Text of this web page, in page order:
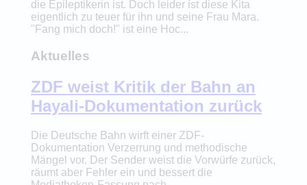
die Epileptikerin ist. Doch leider ist diese Kita
eigentlich zu teuer für ihn und seine Frau Mara.
"Fang mich doch!" ist eine Hoc...
Aktuelles
ZDF weist Kritik der Bahn an
Hayali-Dokumentation zurück
Die Deutsche Bahn wirft einer ZDF-
Dokumentation Verzerrung und methodische
Mängel vor. Der Sender weist die Vorwürfe zurück,
räumt aber Fehler ein und bessert die